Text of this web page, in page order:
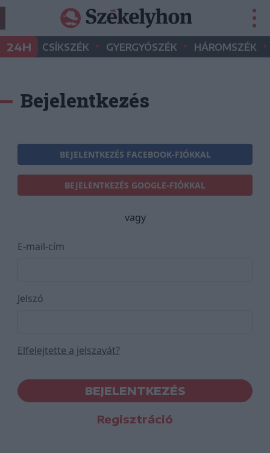
24H CSÍKSZÉK • GYERGYÓSZÉK • HÁROMSZÉK •
Bejelentkezés
BEJELENTKEZÉS FACEBOOK-FIÓKKAL
BEJELENTKEZÉS GOOGLE-FIÓKKAL
vagy
E-mail-cím
Jelszó
Elfelejtette a jelszavát?
BEJELENTKEZÉS
Regisztráció